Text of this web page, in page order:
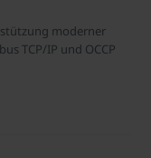
moderner
TCP/IP und OCCP